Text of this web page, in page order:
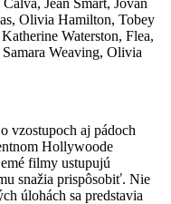
Jean Smart, Jovan
Olivia Hamilton, Tobey
Waterston, Flea,
Weaving, Olivia
vzostupoch aj pádoch
Hollywoode
filmy ustupujú
snažia prispôsobiť. Nie
úlohách sa predstavia